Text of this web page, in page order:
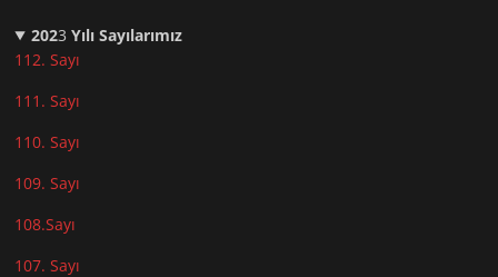
2023Yılı Sayılarımız
112. Sayı
111. Sayı
110. Sayı
109. Sayı
108.Sayı
107. Sayı